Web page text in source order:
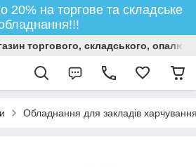
20% на торгове та складське
торгового, складського,
Обладнання для закладів